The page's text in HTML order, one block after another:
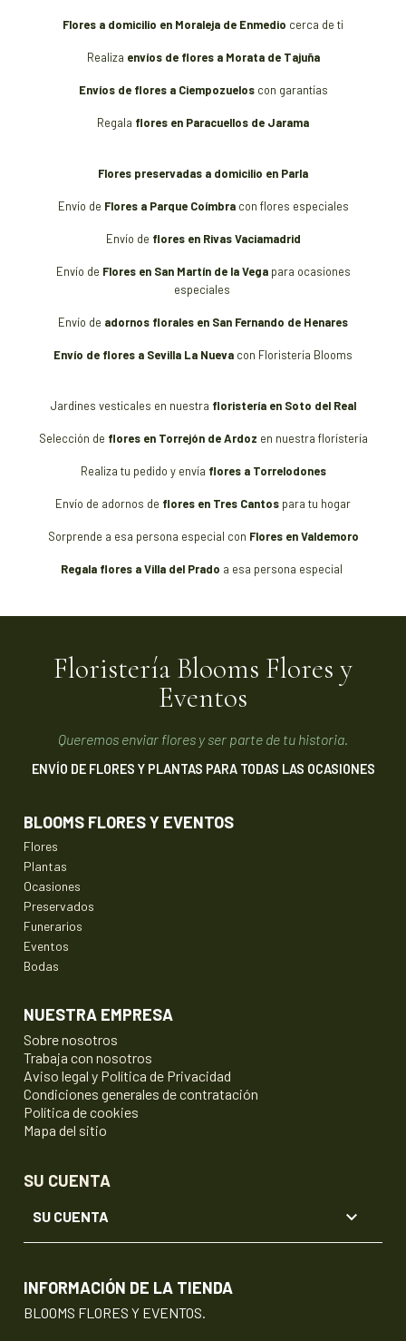
Flores a domicilio en Moraleja de Enmedio cerca de ti
Realiza envíos de flores a Morata de Tajuña
Envíos de flores a Ciempozuelos con garantías
Regala flores en Paracuellos de Jarama
Flores preservadas a domicilio en Parla
Envío de Flores a Parque Coímbra con flores especiales
Envío de flores en Rivas Vaciamadrid
Envío de Flores en San Martín de la Vegapara ocasiones
especiales
Envío de adornos florales en San Fernando de Henares
Envío de flores a Sevilla La Nueva con Floristería Blooms
Jardines vesticales en nuestra floristería en Soto del Real
Selección de flores en Torrejón de Ardoz en nuestra florístería
Realiza tu pedido y envía flores a Torrelodones
Envío de adornos de flores en Tres Cantos para tu hogar
Sorprende a esa persona especial con Flores en Valdemoro
Regala flores a Villa del Prado a esa persona especial
Floristería Blooms Flores y
Eventos
Queremos enviar flores y ser parte de tu historia.
ENVÍO DE FLORES Y PLANTAS PARA TODAS LAS OCASIONES
BLOOMS FLORES Y EVENTOS
Flores
Plantas
Ocasiones
Preservados
Funerarios
Eventos
Bodas
NUESTRA EMPRESA
Sobre nosotros
Trabaja con nosotros
Aviso legal y Política de Privacidad
Condiciones generales de contratación
Política de cookies
Mapa del sitio
SU CUENTA
SU CUENTA 
INFORMACIÓN DE LA TIENDA
BLOOMS FLORES Y EVENTOS.